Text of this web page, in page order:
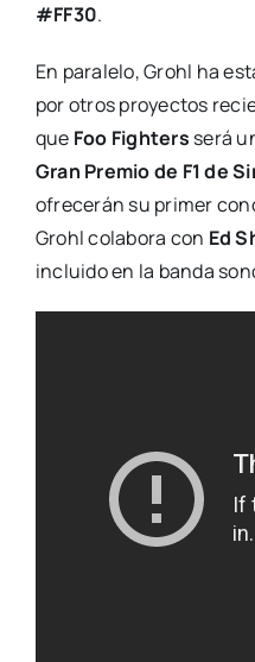
#FF30.
En paralelo, Grohl ha
por otros proyectos
que Foo Fighters será
Gran Premio de F1 de
ofrecerán su primer
Grohl colabora con Ed
incluido en la banda